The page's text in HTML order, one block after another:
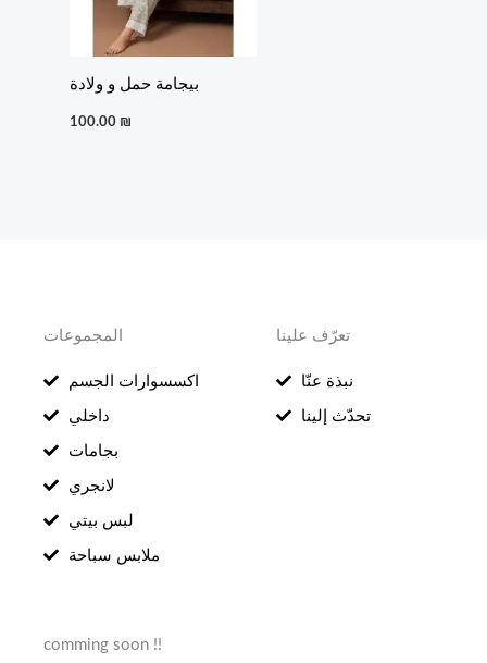
بيجامة حمل و ولادة
100.00 ₪
المجموعات
اكسسوارات الجسم
داخلي
بجامات
لانجري
لبس بيتي
ملابس سباحة
تعرّف علينا
نبذة عنّا
تحدّث إلينا
comming soon !!